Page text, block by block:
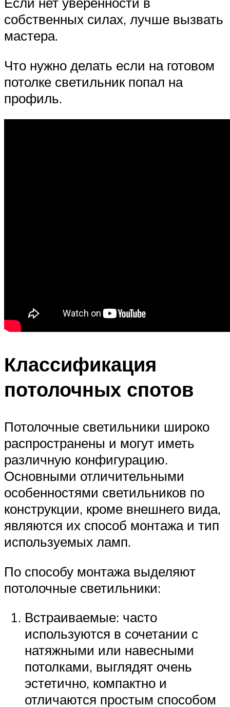
собственных силах, лучше вызвать
мастера.
Что нужно делать если на готовом
потолке светильник попал на
профиль.
Классификация
потолочных спотов
Потолочные светильники широко
распространены и могут иметь
различную конфигурацию.
Основными отличительными
особенностями светильников по
конструкции, кроме внешнего вида,
являются их способ монтажа и тип
используемых ламп.
По способу монтажа выделяют
потолочные светильники:
Встраиваемые: часто
используются в сочетании с
натяжными или навесными
потолками, выглядят очень
эстетично, компактно и
отличаются простым способом